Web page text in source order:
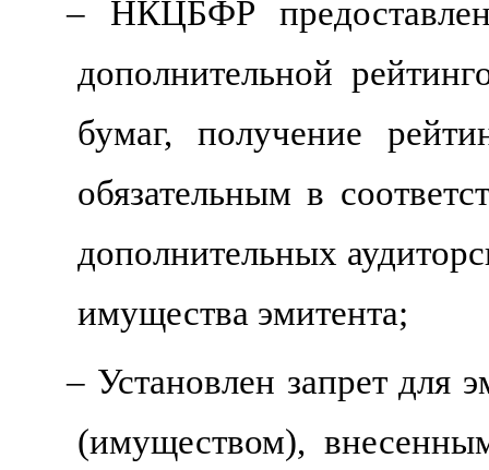
– НКЦБФР
дополнительной
бумаг, получение
обязательным в
дополнительных
имущества эмитента;
– Установлен запрет для
(имуществом),